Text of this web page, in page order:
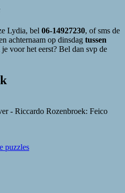
Lydia, bel 06-14927230, of sms de
achternaam op dinsdag tussen
voor het eerst? Bel dan svp de
- Riccardo Rozenbroek: Feico
puzzles